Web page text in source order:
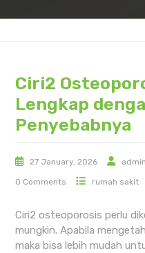
Ciri2
Lengkap
Penyebabnya
27 January, 2026 admin
0 Comments rumah sakit
Ciri2 osteoporosis perlu
mungkin. Apabila
maka bisa lebih mudah